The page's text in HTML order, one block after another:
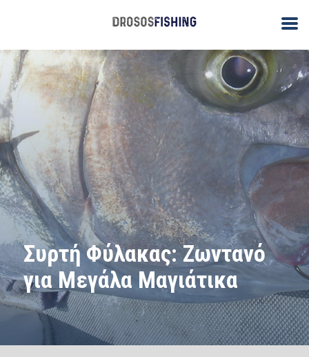
Συρτή Φύλακας: Ζωντανό
για Μεγάλα Μαγιάτικα